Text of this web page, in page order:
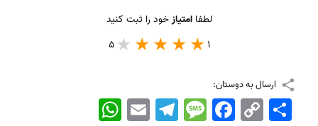
لطفاامتیازخود را ثبت کنید
1
5
ارسال به دوستان:
WhatsApp EmailTelegramMessageFacebook Copy
Link
اشتراک